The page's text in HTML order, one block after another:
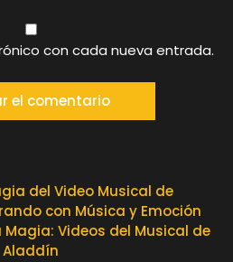
con cada nueva entrada.
del Video Musical de
con Música y Emoción
Magia: Videos del Musical de
Aladdín